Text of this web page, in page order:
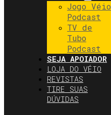
Jogo Véio
Podcast
TV de
Tubo
Podcast
SEJA APOIADOR
LOJA DO VÉIO
REVISTAS
TIRE SUAS
DÚVIDAS